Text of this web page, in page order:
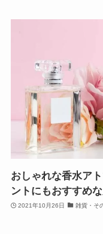
おしゃれな香水ア
ントにもおすすめ
2021年10月26日 雑貨・そ